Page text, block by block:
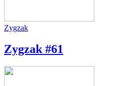
Zygzak
Zygzak #61